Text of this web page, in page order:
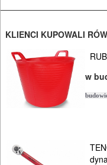
polerki
przecinarki
prętów
/
KLIENCI KUPOWALI
w